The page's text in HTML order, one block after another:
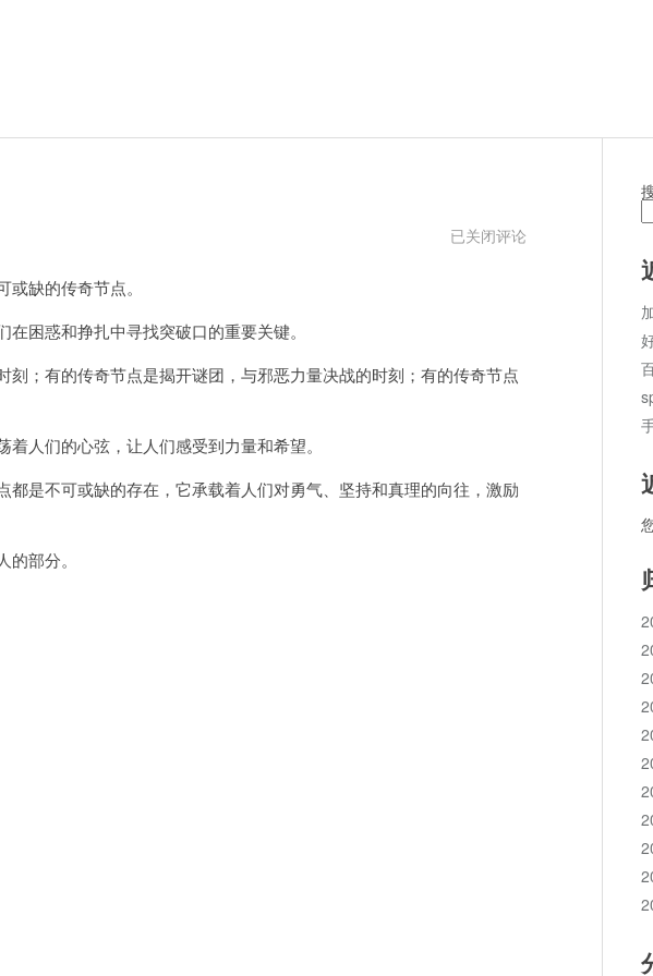
传
已关闭评论
缺的传奇节点。
困惑和挣扎中寻找突破口的重要关键。
；有的传奇节点是揭开谜团，与邪恶力量决战的时刻；有的传奇节点
人们的心弦，让人们感受到力量和希望。
是不可或缺的存在，它承载着人们对勇气、坚持和真理的向往，激励
部分。